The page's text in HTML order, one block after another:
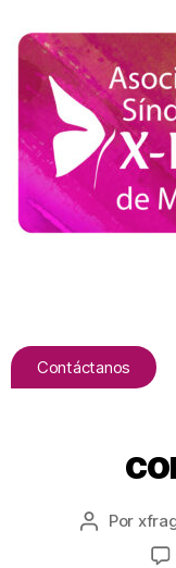
Contáctanos
Por